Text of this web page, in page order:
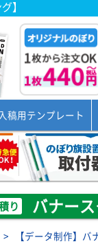
】
入稿用テンプレート
り バナー
> 【データ制作】